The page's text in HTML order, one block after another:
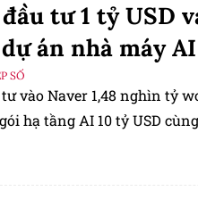
tư 1 tỷ USD
án nhà máy AI
SỐ
vào Naver 1,48 nghìn tỷ
hạ tầng AI 10 tỷ USD